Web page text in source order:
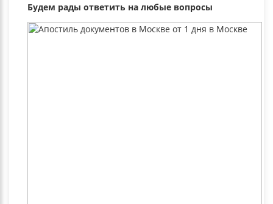
Будем рады ответить на любые вопросы